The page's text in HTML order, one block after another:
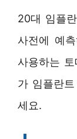
20대 임플
사전에 예
사용하는
가 임플란
세요.